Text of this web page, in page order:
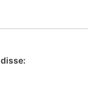
disse: